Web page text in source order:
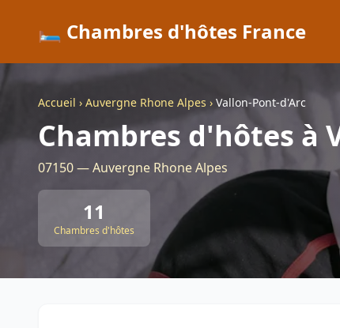
🛏️ Chambres d'hôtes France
Accueil › Auvergne Rhone Alpes › Vallon-Pont-d'Arc
Chambres d'hôtes à
07150 — Auvergne Rhone Alpes
11
Chambres d'hôtes